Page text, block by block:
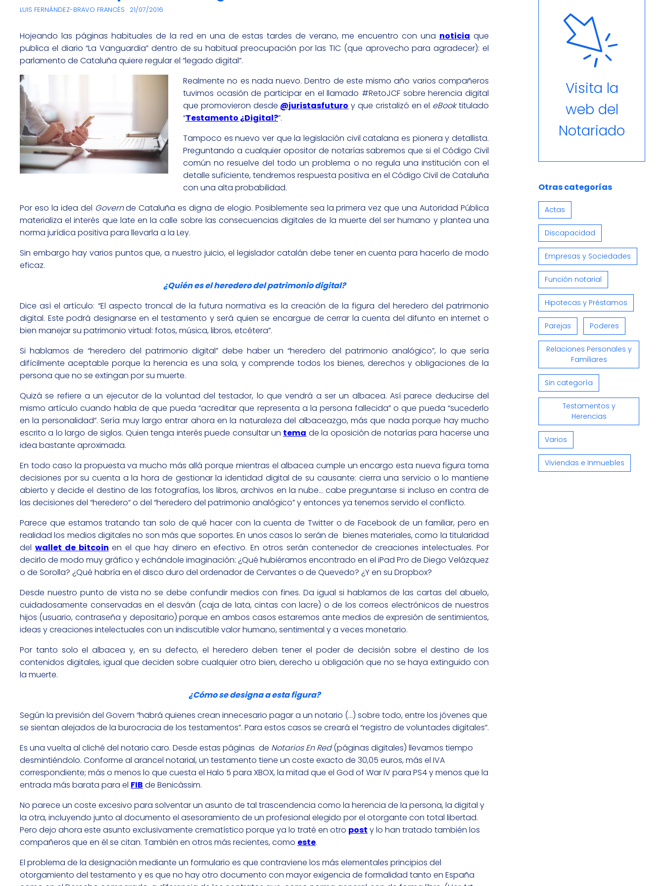
LUIS FERNÁNDEZ-BRAVO FRANCÉS 21/07/2016
Hojeando las páginas habituales de la red en una de estas tardes de verano, me encuentro con una noticia que
publica el diario “La Vanguardia” dentro de su habitual preocupación por las TIC (que aprovecho para agradecer): el
parlamento de Cataluña quiere regular el “legado digital”.
Realmente no es nada nuevo. Dentro de este mismo año varios compañeros
tuvimos ocasión de participar en el llamado #RetoJCF sobre herencia digital
que promovieron desde @juristasfuturo y que cristalizó en el eBooktitulado
“Testamento ¿Digital?”.
Tampoco es nuevo ver que la legislación civil catalana es pionera y detallista.
Preguntando a cualquier opositor de notarías sabremos que si el Código Civil
común no resuelve del todo un problema o no regula una institución con el
detalle suficiente, tendremos respuesta positiva en el Código Civil de Cataluña
con una alta probabilidad.
Por eso la idea del Governde Cataluña es digna de elogio. Posiblemente sea la primera vez que una Autoridad Pública
materializa el interés que late en la calle sobre las consecuencias digitales de la muerte del ser humano y plantea una
norma jurídica positiva para llevarla a la Ley.
Sin embargo hay varios puntos que, a nuestro juicio, el legislador catalán debe tener en cuenta para hacerlo de modo
eficaz.
¿Quién es el heredero del patrimonio digital?
Dice así el artículo: “El aspecto troncal de la futura normativa es la creación de la figura del heredero del patrimonio
digital. Este podrá designarse en el testamento y será quien se encargue de cerrar la cuenta del difunto en internet o
bien manejar su patrimonio ­virtual: fotos, música, libros, etcétera”.
Si hablamos de “heredero del patrimonio digital” debe haber un “heredero del patrimonio analógico”, lo que sería
difícilmente aceptable porque la herencia es una sola, y comprende todos los bienes, derechos y obligaciones de la
persona que no se extingan por su muerte.
Quizá se refiere a un ejecutor de la voluntad del testador, lo que vendrá a ser un albacea. Así parece deducirse del
mismo artículo cuando habla de que pueda “acreditar que representa a la persona fallecida” o que pueda “sucederlo
en la personalidad”. Sería muy largo entrar ahora en la naturaleza del albaceazgo, más que nada porque hay mucho
escrito a lo largo de siglos. Quien tenga interés puede consultar un tema de la oposición de notarías para hacerse una
idea bastante aproximada.
En todo caso la propuesta va mucho más allá porque mientras el albacea cumple un encargo esta nueva figura toma
decisiones por su cuenta a la hora de gestionar la identidad digital de su causante: cierra una servicio o lo mantiene
abierto y decide el destino de las fotografías, los libros, archivos en la nube… cabe preguntarse si incluso en contra de
las decisiones del “heredero” o del “heredero del patrimonio analógico” y entonces ya tenemos servido el conflicto.
Parece que estamos tratando tan solo de qué hacer con la cuenta de Twitter o de Facebook de un familiar, pero en
realidad los medios digitales no son más que soportes. En unos casos lo serán de bienes materiales, como la titularidad
del wallet de bitcoin en el que hay dinero en efectivo. En otros serán contenedor de creaciones intelectuales. Por
decirlo de modo muy gráfico y echándole imaginación: ¿Qué hubiéramos encontrado en el iPad Pro de Diego Velázquez
o de Sorolla? ¿Qué habría en el disco duro del ordenador de Cervantes o de Quevedo? ¿Y en su Dropbox?
Desde nuestro punto de vista no se debe confundir medios con fines. Da igual si hablamos de las cartas del abuelo,
cuidadosamente conservadas en el desván (caja de lata, cintas con lacre) o de los correos electrónicos de nuestros
hijos (usuario, contraseña y depositario) porque en ambos casos estaremos ante medios de expresión de sentimientos,
ideas y creaciones intelectuales con un indiscutible valor humano, sentimental y a veces monetario.
Por tanto solo el albacea y, en su defecto, el heredero deben tener el poder de decisión sobre el destino de los
contenidos digitales, igual que deciden sobre cualquier otro bien, derecho u obligación que no se haya extinguido con
la muerte.
¿Cómo se designa a esta figura?
Según la previsión del Govern “habrá quienes crean innecesario pagar a un notario (…) sobre todo, entre los jóvenes que
se sientan alejados de la burocracia de los testamentos”. Para estos casos se creará el “registro de voluntades digitales”.
Es una vuelta al cliché del notario caro. Desde estas páginas de Notarios En Red(páginas digitales) llevamos tiempo
desmintiéndolo. Conforme al arancel notarial, un testamento tiene un coste exacto de 30,05 euros, más el IVA
correspondiente; más o menos lo que cuesta el Halo 5 para XBOX, la mitad que el God of War IV para PS4 y menos que la
entrada más barata para el FIB de Benicàssim.
No parece un coste excesivo para solventar un asunto de tal trascendencia como la herencia de la persona, la digital y
la otra, incluyendo junto al documento el asesoramiento de un profesional elegido por el otorgante con total libertad.
Pero dejo ahora este asunto exclusivamente crematístico porque ya lo traté en otro post y lo han tratado también los
compañeros que en él se citan. También en otros más recientes, como este.
El problema de la designación mediante un formulario es que contraviene los más elementales principios del
otorgamiento del testamento y es que no hay otro documento con mayor exigencia de formalidad tanto en España
Visita la
web del
Notariado
Otras categorías
Actas
Discapacidad
Empresas y Sociedades
Función notarial
Hipotecas y Préstamos
Parejas Poderes
Relaciones Personales y
Familiares
Sin categoría
Testamentos y
Herencias
Varios
Viviendas e Inmuebles